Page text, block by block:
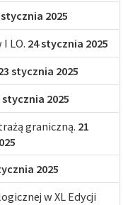
stycznia 2025
LO. 24 stycznia 2025
stycznia 2025
stycznia 2025
graniczną. 21
2025
w XL Edycji